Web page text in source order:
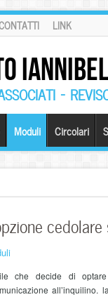
LINK
–
Moduli Circolari
che decide di